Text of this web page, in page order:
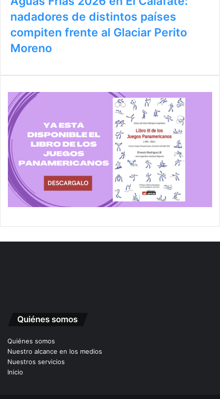
nadadores de distintos países
compiten frente al Glaciar Perito
Moreno
Quiénes somos
Quiénes somos
Nuestro alcance en los medios
Nuestros servicios
Inicio